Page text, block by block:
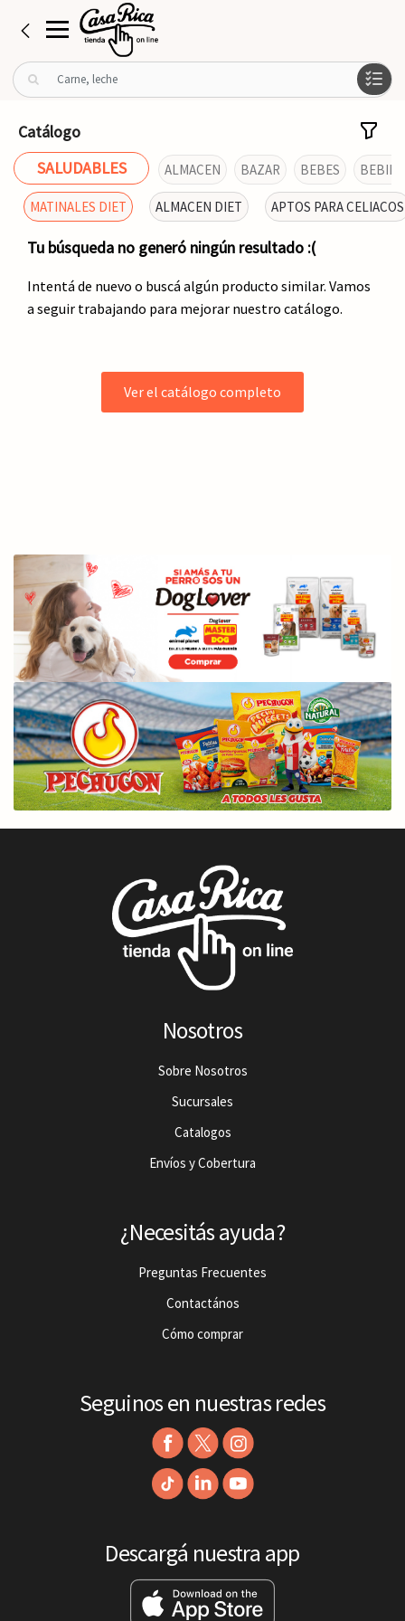
B
u
r
p
Catálogo
SALUDABLES
ALMACEN BAZAR BEBES
MATINALES DIET ALMACEN DIET APTOS PARA CELIACOS
Tu búsqueda no generó ningún resultado :(
Intentá de nuevo o buscá algún producto similar. Vamos
a seguir trabajando para mejorar nuestro catálogo.
Ver el catálogo completo
Nosotros
Sobre Nosotros
Sucursales
Catalogos
Envíos y Cobertura
¿Necesitás ayuda?
Preguntas Frecuentes
Contactános
Cómo comprar
Seguinos en nuestras redes
Descargá nuestra app